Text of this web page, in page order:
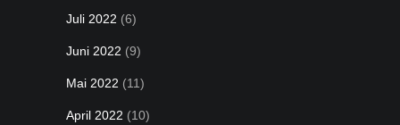
Juli 2022 (6)
Juni 2022 (9)
Mai 2022 (11)
April 2022 (10)